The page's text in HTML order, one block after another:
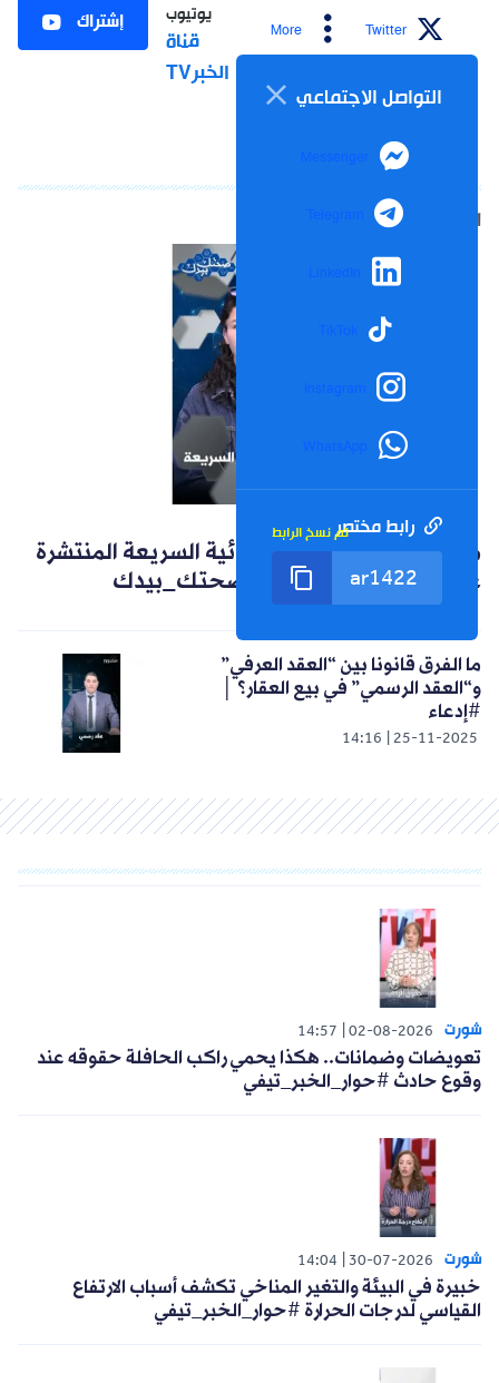
Twitter
More
التواصل الاجتماعي
Messenger
Telegram
LinkedIn
TikTok
Instagram
WhatsApp
رابط مختصرتم نسخ الرابط
يوتيوب
قناة
الخبرTV
إشتراك
الشورت التالي
25-11-2025
14:17
ما رأيكم في الحميات الغذائية السريعة المنتشرة
على مواقع التواصل؟ │ #صحتك_بيدك
ما الفرق قانونا بين “العقد العرفي”
و“العقد الرسمي” في بيع العقار؟ │
#إدعاء